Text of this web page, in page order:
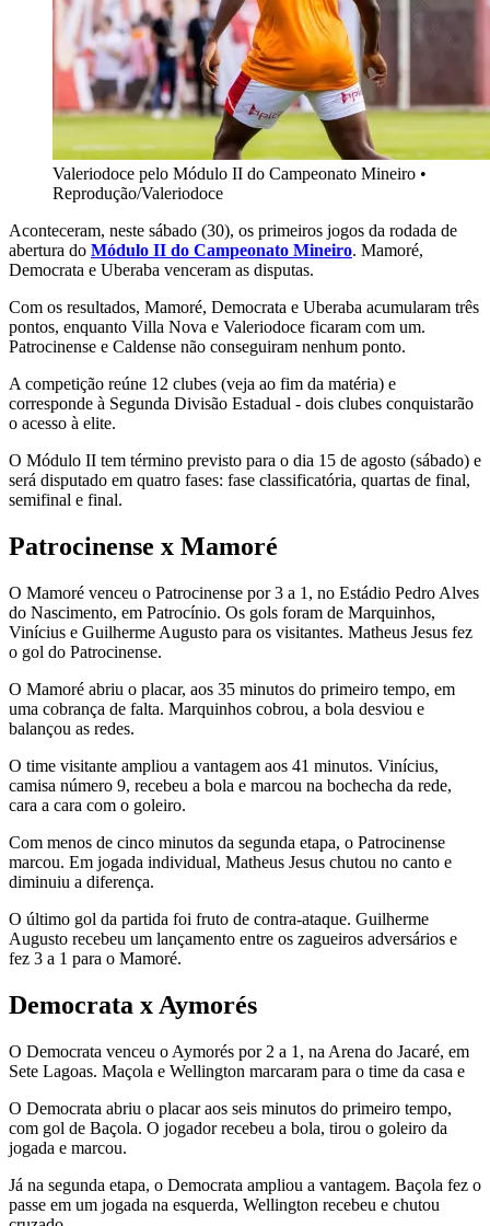
Valeriodoce pelo Módulo II do Campeonato Mineiro •
Reprodução/Valeriodoce
Aconteceram, neste sábado (30), os primeiros jogos da rodada de
abertura do Módulo II do Campeonato Mineiro. Mamoré,
Democrata e Uberaba venceram as disputas.
Com os resultados, Mamoré, Democrata e Uberaba acumularam três
pontos, enquanto Villa Nova e Valeriodoce ficaram com um.
Patrocinense e Caldense não conseguiram nenhum ponto.
A competição reúne 12 clubes (veja ao fim da matéria) e
corresponde à Segunda Divisão Estadual - dois clubes conquistarão
o acesso à elite.
O Módulo II tem término previsto para o dia 15 de agosto (sábado) e
será disputado em quatro fases: fase classificatória, quartas de final,
semifinal e final.
Patrocinense x Mamoré
O Mamoré venceu o Patrocinense por 3 a 1, no Estádio Pedro Alves
do Nascimento, em Patrocínio. Os gols foram de Marquinhos,
Vinícius e Guilherme Augusto para os visitantes. Matheus Jesus fez
o gol do Patrocinense.
O Mamoré abriu o placar, aos 35 minutos do primeiro tempo, em
uma cobrança de falta. Marquinhos cobrou, a bola desviou e
balançou as redes.
O time visitante ampliou a vantagem aos 41 minutos. Vinícius,
camisa número 9, recebeu a bola e marcou na bochecha da rede,
cara a cara com o goleiro.
Com menos de cinco minutos da segunda etapa, o Patrocinense
marcou. Em jogada individual, Matheus Jesus chutou no canto e
diminuiu a diferença.
O último gol da partida foi fruto de contra-ataque. Guilherme
Augusto recebeu um lançamento entre os zagueiros adversários e
fez 3 a 1 para o Mamoré.
Democrata x Aymorés
O Democrata venceu o Aymorés por 2 a 1, na Arena do Jacaré, em
Sete Lagoas. Maçola e Wellington marcaram para o time da casa e
O Democrata abriu o placar aos seis minutos do primeiro tempo,
com gol de Baçola. O jogador recebeu a bola, tirou o goleiro da
jogada e marcou.
Já na segunda etapa, o Democrata ampliou a vantagem. Baçola fez o
passe em um jogada na esquerda, Wellington recebeu e chutou